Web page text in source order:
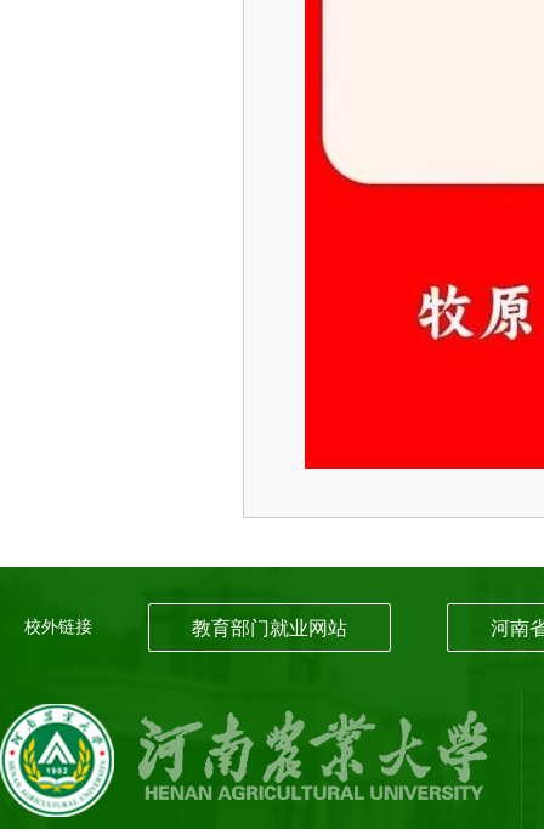
校外链接 教育部门就业网站 河南